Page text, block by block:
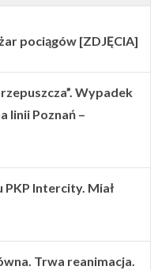
pociągów [ZDJĘCIA]
Wypadek
linii Poznań –
PKP Intercity. Miał
Trwa reanimacja.